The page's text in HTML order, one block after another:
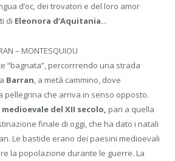
d’oc, dei trovatori e del loro amor
di Eleonora d’Aquitania...
– MONTESQUIOU
“bagnata”, percorrrendo una strada
Barran, a metà cammino, dove
pellegrina che arriva in senso opposto.
del XII secolo, pari a quella
finale di oggi, che ha dato i natali
Le bastide erano dei paesini medioevali
la popolazione durante le guerre. La